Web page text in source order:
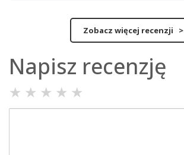
Zobacz więcej recenzji >
Napisz recenzję
★ ★ ★ ★ ★